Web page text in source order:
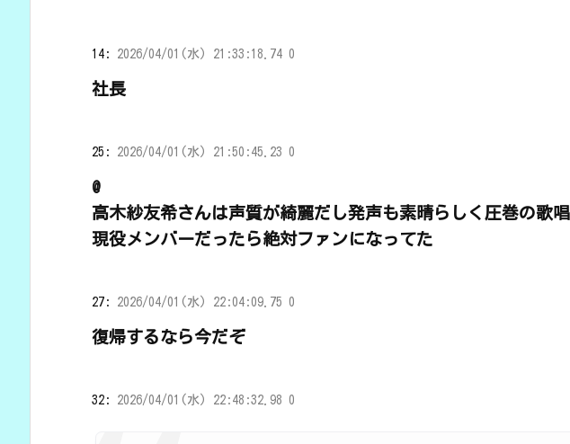
14: 2026/04/01(水) 21:33:18.74 0
社長
25: 2026/04/01(水) 21:50:45.23 0
@
高木紗友希さんは声質が綺麗だし発声も素晴らしく圧巻の
現役メンバーだったら絶対ファンになってた
27: 2026/04/01(水) 22:04:09.75 0
復帰するなら今だぞ
32: 2026/04/01(水) 22:48:32.98 0